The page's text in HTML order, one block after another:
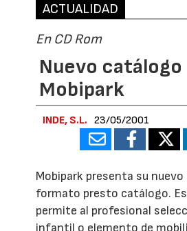
ACTUALIDAD
En CD Rom
Nuevo catálogo
Mobipark
INDE, S.L. 23/05/2001
Mobipark presenta su nuevo
formato presto catálogo.
permite al profesional
infantil o elemento de